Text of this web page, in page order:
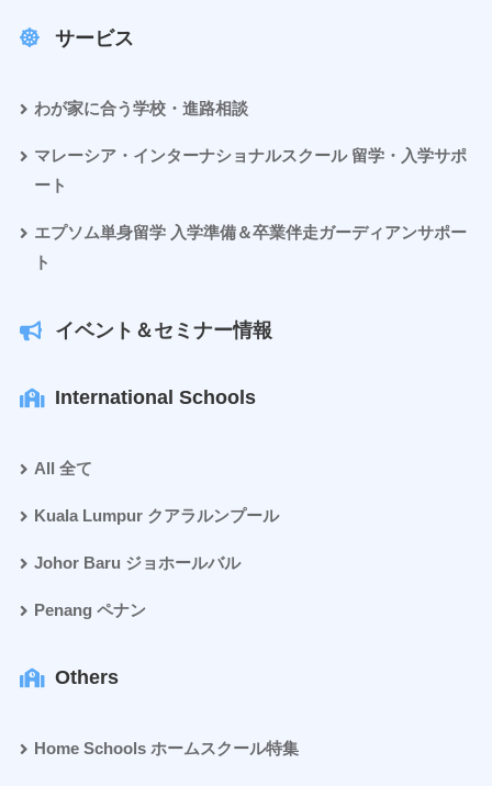
サービス
わが家に合う学校・進路相談
マレーシア・インターナショナルスクール 留学・入学サポ
ート
エプソム単身留学 入学準備＆卒業伴走ガーディアンサポー
ト
イベント＆セミナー情報
International Schools
All 全て
Kuala Lumpur クアラルンプール
Johor Baru ジョホールバル
Penang ペナン
Others
Home Schools ホームスクール特集